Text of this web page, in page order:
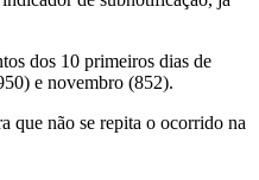
dos 10 primeiros dias de
e novembro (852).
que não se repita o ocorrido na